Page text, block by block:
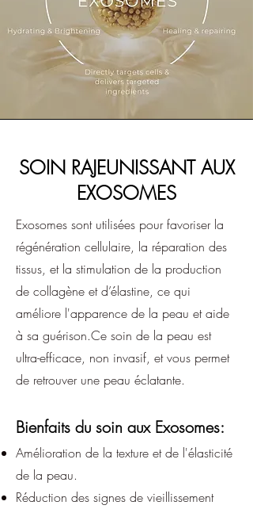
SOIN RAJEUNISSANT AUX
EXOSOMES
Exosomes sont utilisées pour favoriser la
régénération cellulaire, la réparation des
tissus, et la stimulation de la production
de collagène et d’élastine, ce qui
améliore l'apparence de la peau et aide
à sa guérison.Ce soin de la peau est
ultra-efficace, non invasif, et vous permet
de retrouver une peau éclatante.
Bienfaits du soin aux Exosomes:
Amélioration de la texture et de l'élasticité
de la peau.
Réduction des signes de vieillissement